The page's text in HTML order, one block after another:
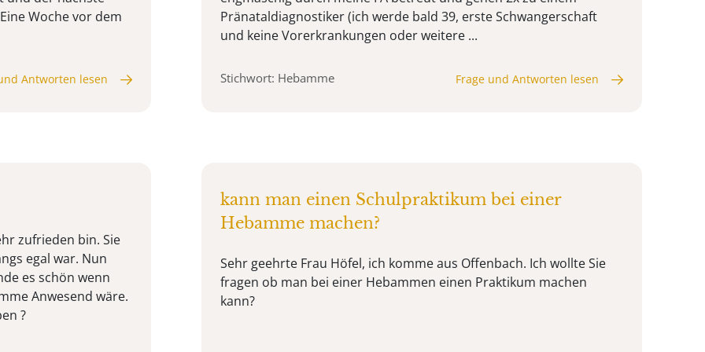
Woche vor dem
Antworten lesen
Pränataldiagnostiker (ich werde bald 39, erste Schwangerschaft
und keine Vorerkrankungen oder weitere ...
Stichwort: Hebamme Frage und Antworten lesen
zufrieden bin. Sie
egal war. Nun
es schön wenn
Anwesend wäre.
?
kann man einen Schulpraktikum bei einer
Hebamme machen?
Sehr geehrte Frau Höfel, ich komme aus Offenbach. Ich wollte Sie
fragen ob man bei einer Hebammen einen Praktikum machen
kann?